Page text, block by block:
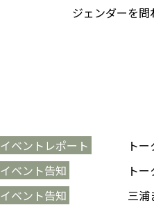
ジェンダーを
イベントレポート
ト
イベント告知
ト
イベント告知 三浦